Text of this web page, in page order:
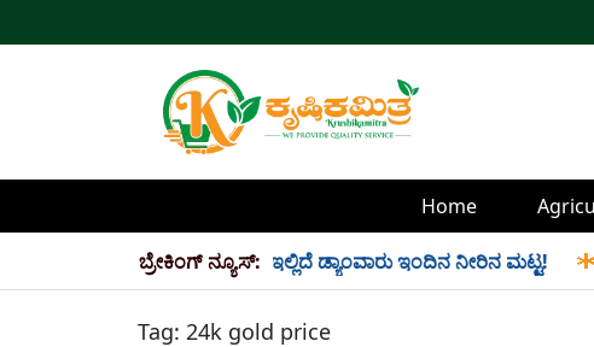
Home
ಬ್ರೇಕಿಂಗ್ ನ್ಯೂಸ್:
34 TMC ನೀರು ಸಂಗ್ರಹ! ಇಲ್ಲಿದೆ ಡ್ಯಾಂವಾರು ಇಂದಿನ ನೀರಿನ ಮಟ್ಟ!
Tag: 24k gold price